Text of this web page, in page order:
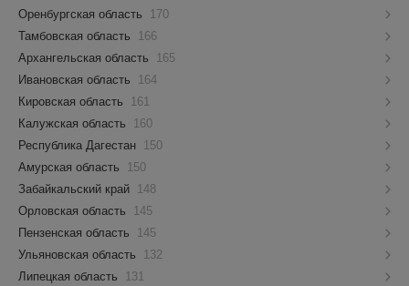
Оренбургская область
170
Тамбовская область
166
Архангельская область
165
Ивановская область
164
Кировская область
161
Калужская область
160
Республика Дагестан 150
Амурская область
150
Забайкальский край 148
Орловская область
145
Пензенская область
145
Ульяновская область
132
Липецкая область
131